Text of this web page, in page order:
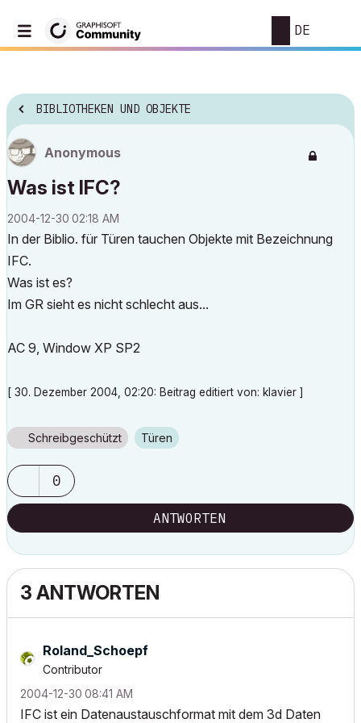
DE
BIBLIOTHEKEN UND OBJEKTE
Anonymous
Was ist IFC?
‎2004-12-30 02:18 AM
In der Biblio. für Türen tauchen Objekte mit Bezeichnung
IFC.
Was ist es?
Im GR sieht es nicht schlecht aus...
AC 9, Window XP SP2
[ 30. Dezember 2004, 02:20: Beitrag editiert von: klavier ]
Schreibgeschützt Türen
0
ANTWORTEN
3 ANTWORTEN
Roland_Schoepf
Contributor
‎2004-12-30 08:41 AM
IFC ist ein Datenaustauschformat mit dem 3d Daten